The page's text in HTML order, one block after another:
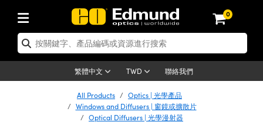
0
繁體中文 TWD 聯絡我們
| 光學產品
Diffusers | 窗鏡或擴散片
Optics | 雷射光學
| 光機組件
System | 光學籠式系統
Mounts | 台式光學安裝座
| 顯微鏡
| Mitutoyo 物鏡
| Olympus 物鏡
| 雷射
and Electronics | 雷射
Lenses | 成像鏡頭
Lenses | 定焦鏡頭
(S-Mount Lenses) | M12 鏡頭 (S
| 相機
Cameras | Gigabit乙太網相
and Illumination | 照明
Lighting | 機器視覺光源
Lighting |顯微鏡照明
Lighting | 寬譜光源
Targets | 測試板
Targets | 解析度測試板
Targets | 畸變測試版
& Stage Micrometers | 圖像
and Detection | 測試與監測
| 光學度量
Solutions | 機器視覺方案
and Production | 實驗室和生產
| 清潔用品
Handling Tools | 零件夾持用品
應用選購
By Brand
Products | 新品專區
| 清倉品
| 清倉光學產品
| 清倉光機組件
Products | 重新認證產
| 重新認證光學產品
| 重新認證光機
All Products
Optics | 光學產品
Windows and Diffusers | 窗鏡或擴散片
Optical Diffusers | 光學漫射器